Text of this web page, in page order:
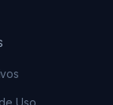
Uso